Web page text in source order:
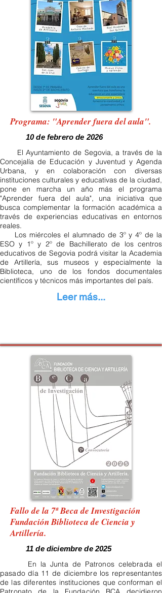
Programa: "Aprender fuera del aula".
10 de febrero de 2026
El Ayuntamiento de Segovia, a través de la
Concejalía de Educación y Juventud y Agenda
Urbana, y en colaboración con diversas
instituciones culturales y educativas de la ciudad,
pone en marcha un año más el programa
"Aprender fuera del aula", una iniciativa que
busca complementar la formación académica a
través de experiencias educativas en entornos
reales.
Los miércoles el alumnado de 3º y 4º de la
ESO y 1º y 2º de Bachillerato de los centros
educativos de Segovia podrá visitar la Academia
de Artillería, sus museos y especialmente la
Biblioteca, uno de los fondos documentales
científicos y técnicos más importantes del país.
Leer más...
Fallo de la 7ª Beca de Investigación
Fundación Biblioteca de Ciencia y
Artillería.
11 de diciembre de 2025
En la Junta de Patronos celebrada el
pasado día 11 de diciembre los representantes
de las diferentes instituciones que conforman el